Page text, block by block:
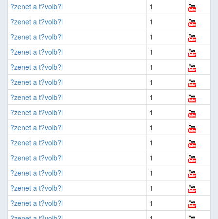
?zenet a t?volb?l
1
?zenet a t?volb?l
1
?zenet a t?volb?l
1
?zenet a t?volb?l
1
?zenet a t?volb?l
1
?zenet a t?volb?l
1
?zenet a t?volb?l
1
?zenet a t?volb?l
1
?zenet a t?volb?l
1
?zenet a t?volb?l
1
?zenet a t?volb?l
1
?zenet a t?volb?l
1
?zenet a t?volb?l
1
?zenet a t?volb?l
1